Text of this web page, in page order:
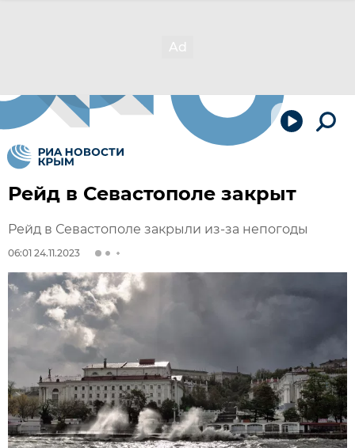
Рейд в Севастополе закрыт
Рейд в Севастополе закрыли из-за непогоды
06:01 24.11.2023